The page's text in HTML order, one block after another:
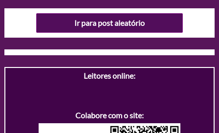
Ir para post aleatório
Leitores online:
Colabore com o site: